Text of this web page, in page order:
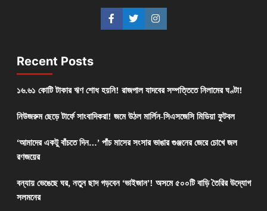
Recent Posts
১৬.৬১ কোটি টাকার ঋণ শোধ হয়নি! রাজপাল যাদবের সম্পত্তিতে নিলামের ঘণ্টা!
নিউজরুম ছেড়ে টার্ফে সাংবাদিকরা! জমে উঠল মার্লিন-সিএসজেসি মিডিয়া ফুটবল
‘আমাদের একটু বাঁচতে দিন…’ পাঁচ মাসের সংসার ভাঙার গুঞ্জনের জেরে চোখে জল
রণজয়ের
বন্যায় ভেঙেছে ঘর, নতুন ছাদ গড়বেন ‘ভাইজান’! অসমে ৫০০টি বাড়ি তৈরির উদ্যোগ
সলমনের